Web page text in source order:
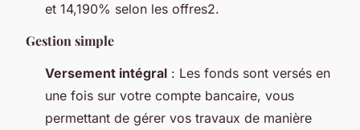
et 14,190% selon les offres2.
Gestion simple
Versement intégral : Les fonds sont versés en
une fois sur votre compte bancaire, vous
permettant de gérer vos travaux de manière